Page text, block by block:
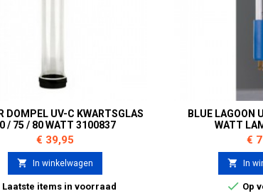
DOMPEL UV-C KWARTSGLAS
/ 75 / 80 WATT 3100837
Prijs
€ 39,95
 In winkelwagen
Laatste items in voorraad
BLUE LAGOON
WATT
€
 In
 Op